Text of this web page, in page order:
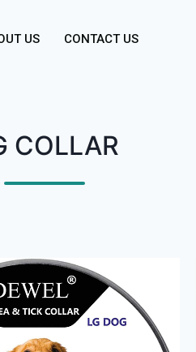
US CONTACT US
COLLAR